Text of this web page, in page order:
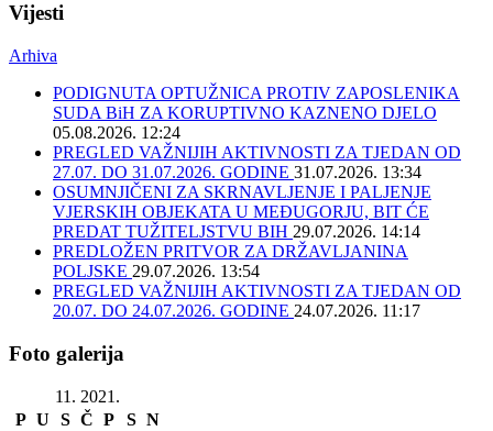
Vijesti
Arhiva
PODIGNUTA OPTUŽNICA PROTIV ZAPOSLENIKA
SUDA BiH ZA KORUPTIVNO KAZNENO DJELO
05.08.2026. 12:24
PREGLED VAŽNIJIH AKTIVNOSTI ZA TJEDAN OD
27.07. DO 31.07.2026. GODINE 31.07.2026. 13:34
OSUMNJIČENI ZA SKRNAVLJENJE I PALJENJE
VJERSKIH OBJEKATA U MEĐUGORJU, BIT ĆE
PREDAT TUŽITELJSTVU BIH 29.07.2026. 14:14
PREDLOŽEN PRITVOR ZA DRŽAVLJANINA
POLJSKE 29.07.2026. 13:54
PREGLED VAŽNIJIH AKTIVNOSTI ZA TJEDAN OD
20.07. DO 24.07.2026. GODINE 24.07.2026. 11:17
Foto galerija
11. 2021.
P U S Č P S N